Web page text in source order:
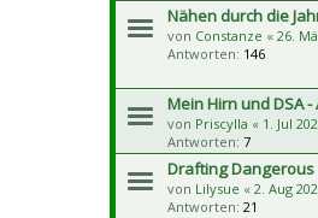
Nähen durch die
von Constanze « 26.
Antworten: 146
Mein Hirn und DSA
von Priscylla « 1. Jul
Antworten: 7
Drafting Dangerous
von Lilysue « 2. Aug
Antworten: 21